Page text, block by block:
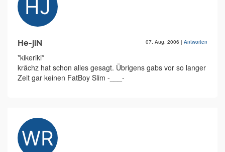
He-jiN 07. Aug. 2006 | Antworten
*kikeriki*
krächz hat schon alles gesagt. Übrigens gabs vor so langer
Zeit gar keinen FatBoy Slim -___-